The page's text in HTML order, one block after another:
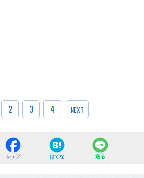
2 3 4 NEXT
シェア はてな 送る